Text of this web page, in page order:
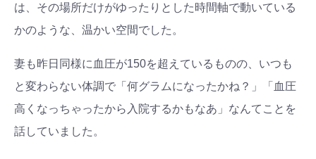
は、その場所だけがゆったりとした時間軸で動いている
かのような、温かい空間でした。
妻も昨日同様に血圧が150を超えているものの、いつも
と変わらない体調で「何グラムになったかね？」「血圧
高くなっちゃったから入院するかもなあ」なんてことを
話していました。